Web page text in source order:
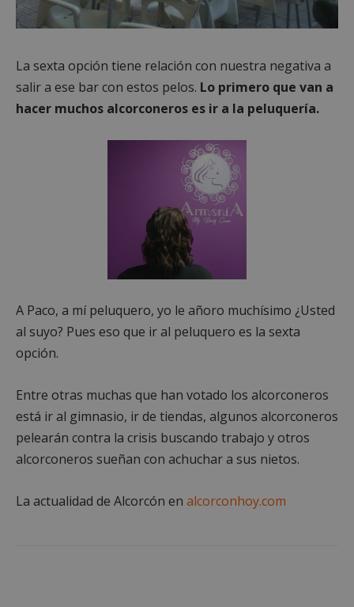
La sexta opción tiene relación con nuestra negativa a
salir a ese bar con estos pelos. Lo primero que van a
hacer muchos alcorconeros es ir a la peluquería.
A Paco, a mí peluquero, yo le añoro muchísimo ¿Usted
al suyo? Pues eso que ir al peluquero es la sexta
opción.
Entre otras muchas que han votado los alcorconeros
está ir al gimnasio, ir de tiendas, algunos alcorconeros
pelearán contra la crisis buscando trabajo y otros
alcorconeros sueñan con achuchar a sus nietos.
La actualidad de Alcorcón en alcorconhoy.com
Cookies estrictamente necesarias
Cookies de rendimiento
Cookies no clasificadas
funcionalidad principal del sitio web, como el
inicio de sesión de usuario y la gestión de cuentas.
El sitio web no se puede utilizar correctamente sin
las cookies estrictamente necesarias.
Proveedor
Dominio
Google